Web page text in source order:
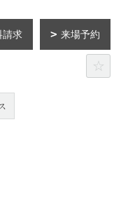
請求 来場予約